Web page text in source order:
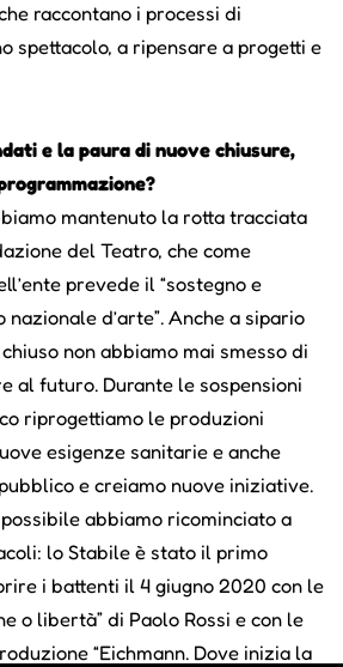
raccontano i processi di
spettacolo, a ripensare a progetti e
e la paura di nuove chiusure,
mantenuto la rotta tracciata
del Teatro, che come
prevede il “sostegno e
d’arte”. Anche a sipario
non abbiamo mai smesso di
al futuro. Durante le sospensioni
riprogettiamo le produzioni
esigenze sanitarie e anche
e creiamo nuove iniziative.
abbiamo ricominciato a
lo Stabile è stato il primo
i battenti il 4 giugno 2020 con le
o libertà” di Paolo Rossi e con le
“Eichmann. Dove inizia la